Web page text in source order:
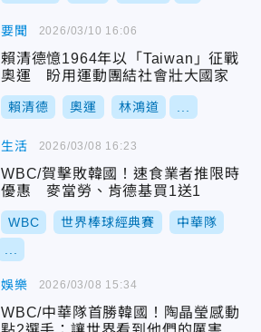
要聞
賴清德憶1964年以「Taiwan」征戰
奧運 盼用運動團結社會壯大國家
賴清德 奧運 林鴻道
2026/03/10 16:06
生活
WBC/賀擊敗韓國！速食業者推限時
優惠 麥當勞、肯德基買1送1
WBC 世界棒球經典賽 中華隊
2026/03/08 16:23
娛樂
WBC/中華隊首勝韓國！陶晶瑩感動
2026/03/08 15:34